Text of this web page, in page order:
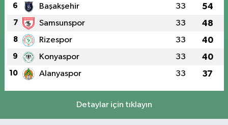
6 Başakşehir 33 54
7 Samsunspor 33 48
8 Rizespor 33 40
9 Konyaspor 33 40
10 Alanyaspor 33 37
Detaylar için tıklayın